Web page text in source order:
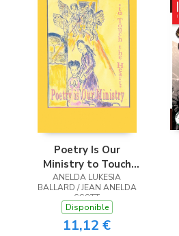
Poetry Is Our
Ministry to Touch
the Heart
ANELDA LUKESIA
BALLARD / JEAN ANELDA
SCOTT
Disponible
11,12 €